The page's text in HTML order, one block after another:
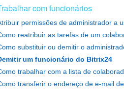
com funcionários
permissões de administrador a
um funcionário do Bitrix24